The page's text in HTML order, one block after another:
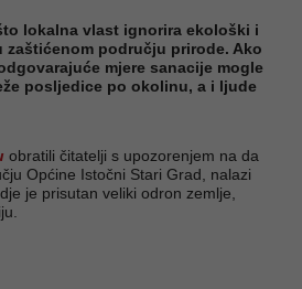
lokalna vlast ignorira ekološki i
području prirode. Ako
mjere sanacije mogle
posljedice po okolinu, a i ljude
obratili čitatelji s upozorenjem na da
Općine Istočni Stari Grad, nalazi
je prisutan veliki odron zemlje,